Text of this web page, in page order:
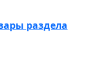
раздела